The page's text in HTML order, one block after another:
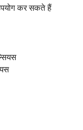
कर सकते हैं